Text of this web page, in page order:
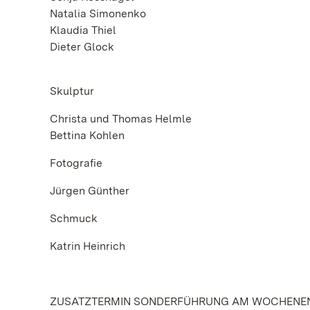
Natalia Simonenko
Klaudia Thiel
Dieter Glock
Skulptur
Christa und Thomas Helmle
Bettina Kohlen
Fotografie
Jürgen Günther
Schmuck
Katrin Heinrich
ZUSATZTERMIN SONDERFÜHRUNG AM